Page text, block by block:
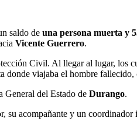
saldo de una persona muerta y
Vicente Guerrero.
Civil. Al llegar al lugar, los
donde viajaba el hombre
General del Estado de Durango.
su acompañante y un